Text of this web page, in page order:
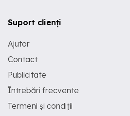
Suport clienți
Ajutor
Contact
Publicitate
Întrebări frecvente
Termeni și condiții